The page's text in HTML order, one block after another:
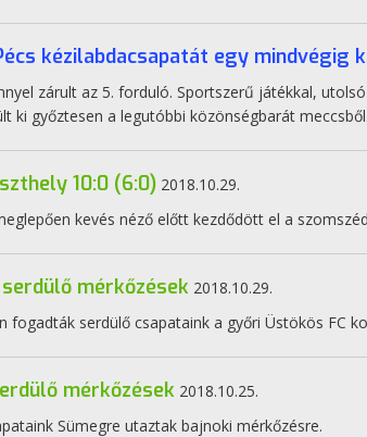
kézilabdacsapatát egy mindvégig
zárult az 5. forduló. Sportszerű játékkal,
ki győztesen a legutóbbi közönségbarát meccsből.
10:0 (6:0) 2018.10.29.
kevés néző előtt kezdődött el a
mérkőzések 2018.10.29.
fogadták serdülő csapataink a győri Üstökös FC
mérkőzések 2018.10.25.
Sümegre utaztak bajnoki mérkőzésre.